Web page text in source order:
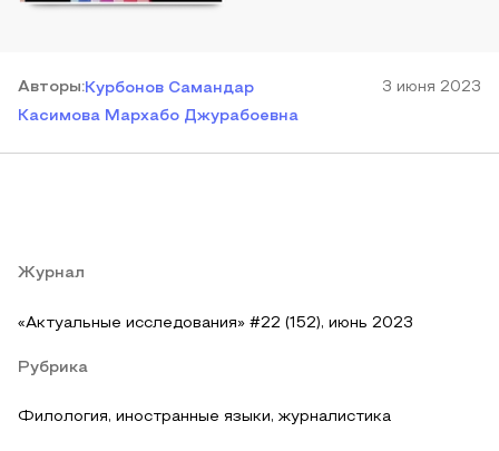
Авторы:Курбонов Самандар
Касимова Мархабо Джурабоевна
3 июня 2023
Журнал
«Актуальные исследования» #22 (152), июнь 2023
Рубрика
Филология, иностранные языки, журналистика